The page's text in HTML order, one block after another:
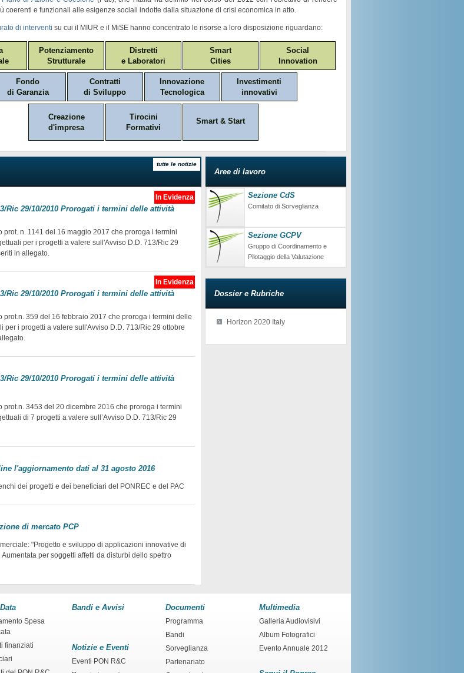
coerenti e funzionali alle esigenze sociali indotte dalla situazione di crisi economica in atto.
di interventi su cui il MIUR e il MiSE hanno concentrato le risorse a loro disposizione riguardano:
Potenziamento
Strutturale
Distretti
e Laboratori
Smart
Cities
Social
Innovation
Fondo
di Garanzia
Contratti
di Sviluppo
Innovazione
Tecnologica
Investimenti
innovativi
Creazione
d'impresa
Tirocini
Formativi
Smart & Start
tutte le notizie
In Evidenza
Ric 29/10/2010 Prorogati i termini delle attività
prot. n. 1141 del 16 maggio 2017 che proroga i termini
per i progetti a valere sull'Avviso D.D. 713/Ric 29
in allegato.
In Evidenza
Ric 29/10/2010 Prorogati i termini delle attività
prot.n. 359 del 16 febbraio 2017 che proroga i termini delle
per i progetti a valere sull'Avviso D.D. 713/Ric 29 ottobre
Ric 29/10/2010 Prorogati i termini delle attività
prot.n. 3453 del 20 dicembre 2016 che proroga i termini
di 7 progetti a valere sull’Avviso D.D. 713/Ric 29
l'aggiornamento dati al 31 agosto 2016
dei progetti e dei beneficiari del PONREC e del PAC
di mercato PCP
"Progetto e sviluppo di applicazioni innovative di
per soggetti affetti da disturbi dello spettro
Aree di lavoro
Sezione CdS
Comitato di Sorveglianza
Sezione GCPV
Gruppo di Coordinamento e
Pilotaggio della Valutazione
Dossier e Rubriche
Horizon 2020 Italy
Spesa
finanziati
Bandi e Avvisi
Notizie e Eventi
Eventi PON R&C
Documenti
Programma
Bandi
Sorveglianza
Partenariato
Multimedia
Galleria Audiovisivi
Album Fotografici
Evento Annuale 2012